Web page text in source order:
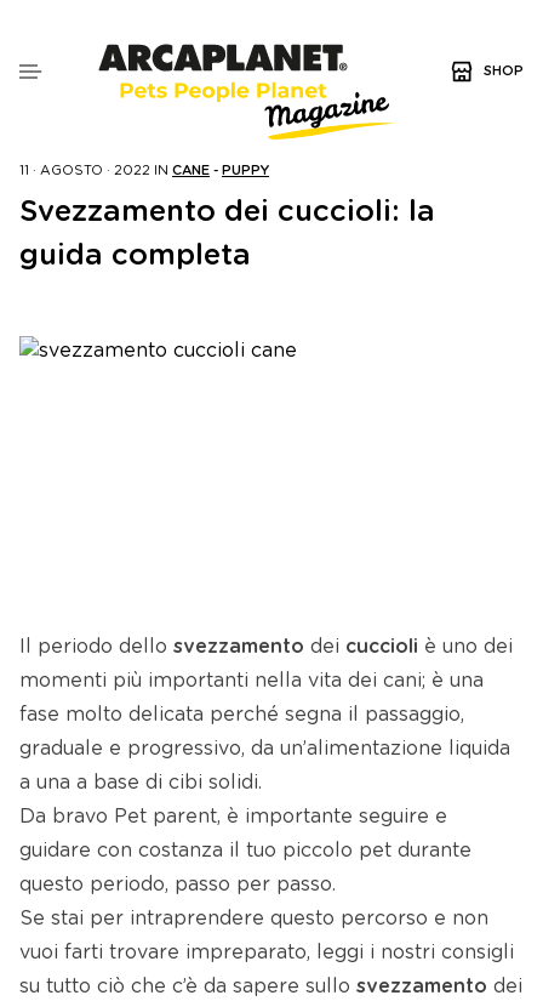
SHOP
11 · AGOSTO · 2022 IN CANE - PUPPY
Svezzamento dei cuccioli: la
guida completa
Il periodo dello svezzamento dei cuccioli è uno dei
momenti più importanti nella vita dei cani; è una
fase molto delicata perché segna il passaggio,
graduale e progressivo, da un’alimentazione liquida
a una a base di cibi solidi.
Da bravo Pet parent, è importante seguire e
guidare con costanza il tuo piccolo pet durante
questo periodo, passo per passo.
Se stai per intraprendere questo percorso e non
vuoi farti trovare impreparato, leggi i nostri consigli
su tutto ciò che c’è da sapere sullo svezzamento dei